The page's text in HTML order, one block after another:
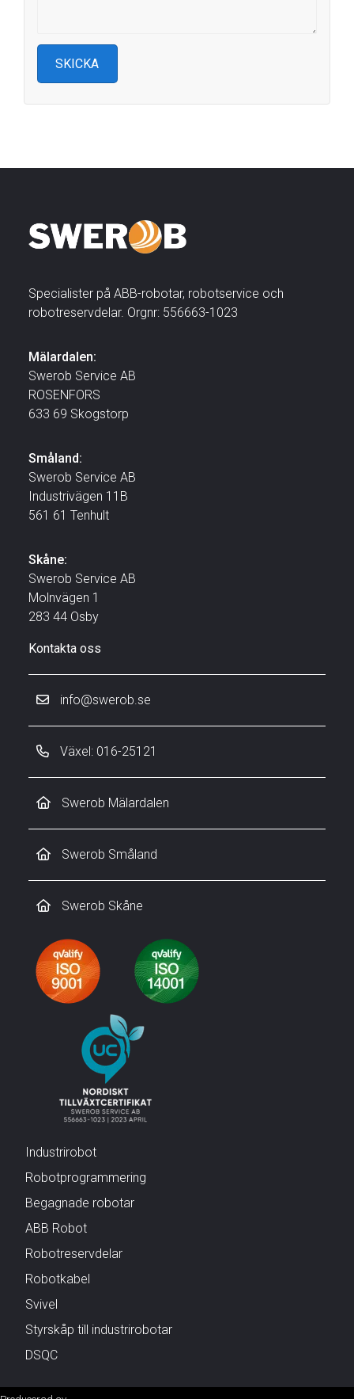
Specialister på ABB-robotar, robotservice och
robotreservdelar. Orgnr: 556663-1023
Mälardalen:
Swerob Service AB
ROSENFORS
633 69 Skogstorp
Småland:
Swerob Service AB
Industrivägen 11B
561 61 Tenhult
Skåne:
Swerob Service AB
Molnvägen 1
283 44 Osby
Kontakta oss
info@swerob.se
Växel: 016-25121
Swerob Mälardalen
Swerob Småland
Swerob Skåne
Industrirobot
Robotprogrammering
Begagnade robotar
ABB Robot
Robotreservdelar
Robotkabel
Svivel
Styrskåp till industrirobotar
DSQC